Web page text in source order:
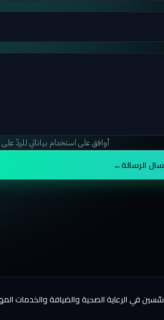
أوافق على استخدام بياناتي للردّ
الرسالة→
في الرعاية الصحية والضيافة والخدمات